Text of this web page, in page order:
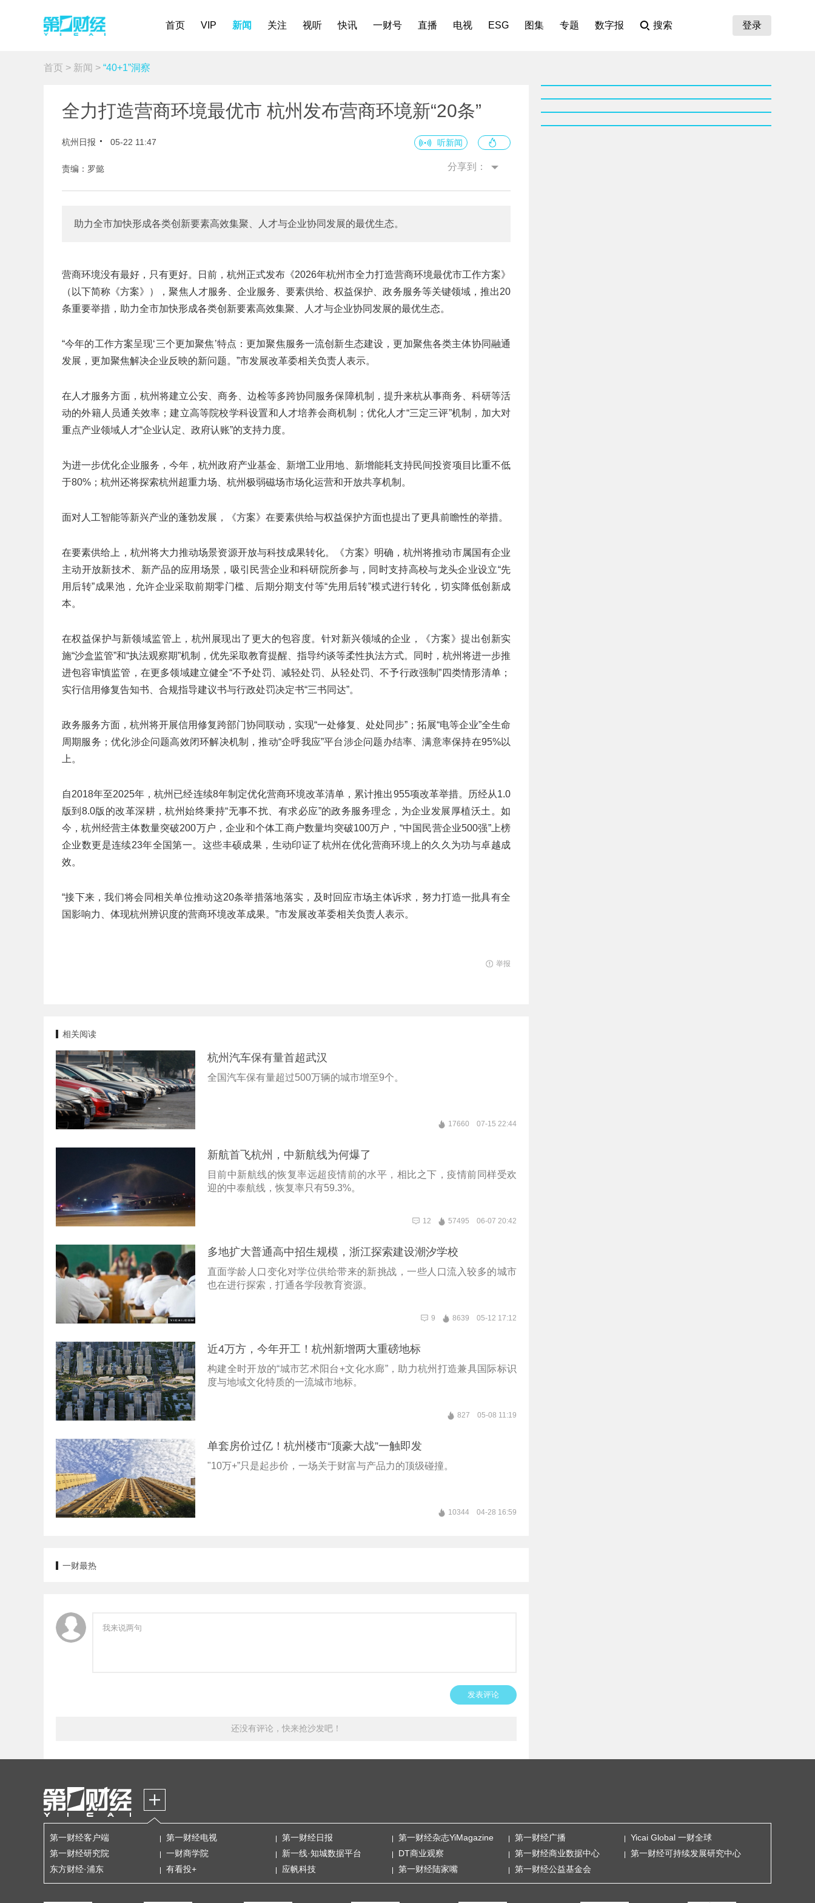
首页 VIP 新闻 关注 视听 快讯 一财号 直播 电视 ESG 图集 专题 数字报 搜索 登录
首页 > 新闻 > “40+1”洞察
全力打造营商环境最优市 杭州发布营商环境新“20条”
杭州日报 05-22 11:47 听新闻
责编：罗懿 分享到：
助力全市加快形成各类创新要素高效集聚、人才与企业协同发展的最优生态。
营商环境没有最好，只有更好。日前，杭州正式发布《2026年杭州市全力打造营商环境最优市工作方案》
（以下简称《方案》），聚焦人才服务、企业服务、要素供给、权益保护、政务服务等关键领域，推出20
条重要举措，助力全市加快形成各类创新要素高效集聚、人才与企业协同发展的最优生态。
“今年的工作方案呈现‘三个更加聚焦’特点：更加聚焦服务一流创新生态建设，更加聚焦各类主体协同融通
发展，更加聚焦解决企业反映的新问题。”市发展改革委相关负责人表示。
在人才服务方面，杭州将建立公安、商务、边检等多跨协同服务保障机制，提升来杭从事商务、科研等活
动的外籍人员通关效率；建立高等院校学科设置和人才培养会商机制；优化人才“三定三评”机制，加大对
重点产业领域人才“企业认定、政府认账”的支持力度。
为进一步优化企业服务，今年，杭州政府产业基金、新增工业用地、新增能耗支持民间投资项目比重不低
于80%；杭州还将探索杭州超重力场、杭州极弱磁场市场化运营和开放共享机制。
面对人工智能等新兴产业的蓬勃发展，《方案》在要素供给与权益保护方面也提出了更具前瞻性的举措。
在要素供给上，杭州将大力推动场景资源开放与科技成果转化。《方案》明确，杭州将推动市属国有企业
主动开放新技术、新产品的应用场景，吸引民营企业和科研院所参与，同时支持高校与龙头企业设立“先
用后转”成果池，允许企业采取前期零门槛、后期分期支付等“先用后转”模式进行转化，切实降低创新成
本。
在权益保护与新领域监管上，杭州展现出了更大的包容度。针对新兴领域的企业，《方案》提出创新实
施“沙盒监管”和“执法观察期”机制，优先采取教育提醒、指导约谈等柔性执法方式。同时，杭州将进一步推
进包容审慎监管，在更多领域建立健全“不予处罚、减轻处罚、从轻处罚、不予行政强制”四类情形清单；
实行信用修复告知书、合规指导建议书与行政处罚决定书“三书同达”。
政务服务方面，杭州将开展信用修复跨部门协同联动，实现“一处修复、处处同步”；拓展“电等企业”全生命
周期服务；优化涉企问题高效闭环解决机制，推动“企呼我应”平台涉企问题办结率、满意率保持在95%以
上。
自2018年至2025年，杭州已经连续8年制定优化营商环境改革清单，累计推出955项改革举措。历经从1.0
版到8.0版的改革深耕，杭州始终秉持“无事不扰、有求必应”的政务服务理念，为企业发展厚植沃土。如
今，杭州经营主体数量突破200万户，企业和个体工商户数量均突破100万户，“中国民营企业500强”上榜
企业数更是连续23年全国第一。这些丰硕成果，生动印证了杭州在优化营商环境上的久久为功与卓越成
效。
“接下来，我们将会同相关单位推动这20条举措落地落实，及时回应市场主体诉求，努力打造一批具有全
国影响力、体现杭州辨识度的营商环境改革成果。”市发展改革委相关负责人表示。
举报
相关阅读
杭州汽车保有量首超武汉
全国汽车保有量超过500万辆的城市增至9个。
17660 07-15 22:44
新航首飞杭州，中新航线为何爆了
目前中新航线的恢复率远超疫情前的水平，相比之下，疫情前同样受欢
迎的中泰航线，恢复率只有59.3%。
12 57495 06-07 20:42
多地扩大普通高中招生规模，浙江探索建设潮汐学校
直面学龄人口变化对学位供给带来的新挑战，一些人口流入较多的城市
也在进行探索，打通各学段教育资源。
9 8639 05-12 17:12
近4万方，今年开工！杭州新增两大重磅地标
构建全时开放的“城市艺术阳台+文化水廊”，助力杭州打造兼具国际标识
度与地域文化特质的一流城市地标。
827 05-08 11:19
单套房价过亿！杭州楼市“顶豪大战”一触即发
"10万+”只是起步价，一场关于财富与产品力的顶级碰撞。
10344 04-28 16:59
一财最热
发表评论
还没有评论，快来抢沙发吧！
第一财经客户端 第一财经电视 第一财经日报 第一财经杂志YiMagazine 第一财经广播
Yicai Global 一财全球
第一财经研究院
一财商学院 新一线·知城数据平台 DT商业观察 第一财经商业数据中心
第一财经可持续发展研究中心
东方财经·浦东
有看投+ 应帆科技 第一财经陆家嘴 第一财经公益基金会